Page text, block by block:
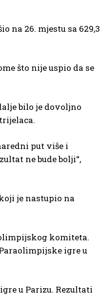
na 26. mjestu sa 629,3
što nije uspio da se
bilo je dovoljno
put više i
ne bude bolji“,
je nastupio na
komiteta.
igre u
u Parizu. Rezultati